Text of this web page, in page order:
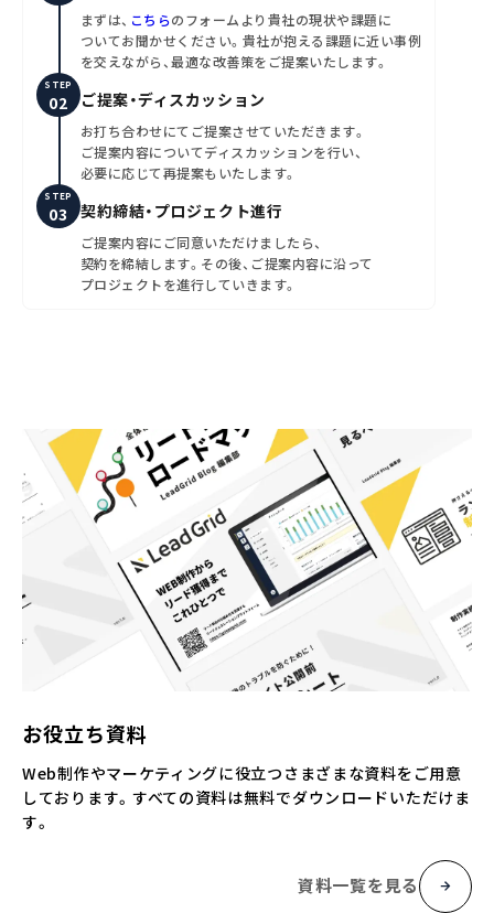
まずは、 こちらのフォームより貴社の現状や課題に
ついてお聞かせください。貴社が抱える課題に近い事例
を交えながら、最適な改善策をご提案いたします。
STEP
ご提案・ディスカッション
お打ち合わせにてご提案させていただきます。
ご提案内容についてディスカッションを行い、
必要に応じて再提案もいたします。
STEP
契約締結・プロジェクト進行
ご提案内容にご同意いただけましたら、
契約を締結します。その後、ご提案内容に沿って
プロジェクトを進行していきます。
お役立ち資料
Web制作やマーケティングに役立つさまざまな資料をご用意
しております。すべての資料は無料でダウンロードいただけま
す。
資料一覧を見る